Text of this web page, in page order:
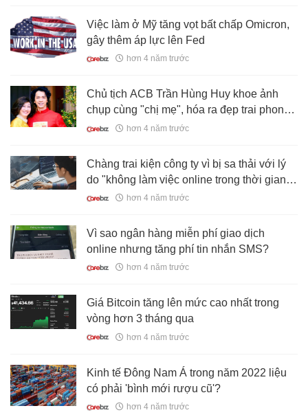
Việc làm ở Mỹ tăng vọt bất chấp Omicron,
gây thêm áp lực lên Fed
hơn 4 năm trước
Chủ tịch ACB Trần Hùng Huy khoe ảnh
chụp cùng "chị mẹ", hóa ra đẹp trai phong
độ là nhờ gen cả!
hơn 4 năm trước
Chàng trai kiện công ty vì bị sa thải với lý
do "không làm việc online trong thời gian
nghỉ Tết", phán quyết của tòa án khiến dân
hơn 4 năm trước
Vì sao ngân hàng miễn phí giao dịch
online nhưng tăng phí tin nhắn SMS?
hơn 4 năm trước
Giá Bitcoin tăng lên mức cao nhất trong
vòng hơn 3 tháng qua
hơn 4 năm trước
Kinh tế Đông Nam Á trong năm 2022 liệu
có phải 'bình mới rượu cũ'?
hơn 4 năm trước